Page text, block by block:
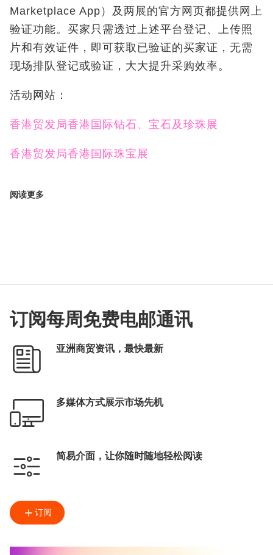
Marketplace App ）及两展的官方网页都提供网上
验证功能。买家只需透过上述平台登记、上传照
片和有效证件，即可获取已验证的买家证，无需
现场排队登记或验证，大大提升采购效率。
活动网站：
香港贸发局香港国际钻石、宝石及珍珠展
香港贸发局香港国际珠宝展
阅读更多
订阅每周免费电邮通讯
亚洲商贸资讯，最快最新
多媒体方式展示市场先机
简易介面，让你随时随地轻松阅读
订阅